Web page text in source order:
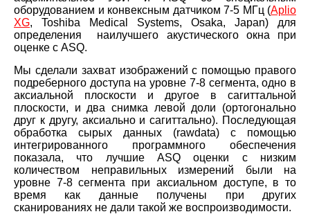
оборудованием и конвексным датчиком 7-5 МГц (Aplio
XG, Toshiba Medical Systems, Osaka, Japan) для
определения наилучшего акустического окна при
оценке с ASQ.
Мы сделали захват изображений с помощью правого
подреберного доступа на уровне 7-8 сегмента, одно в
аксиальной плоскости и другое в сагиттальной
плоскости, и два снимка левой доли (ортогонально
друг к другу, аксиально и сагиттально). Последующая
обработка сырых данных (rawdata) с помощью
интегрированного программного обеспечения
показала, что лучшие ASQ оценки с низким
количеством неправильных измерений были на
уровне 7-8 сегмента при аксиальном доступе, в то
время как данные получены при других
сканированиях не дали такой же воспроизводимости.